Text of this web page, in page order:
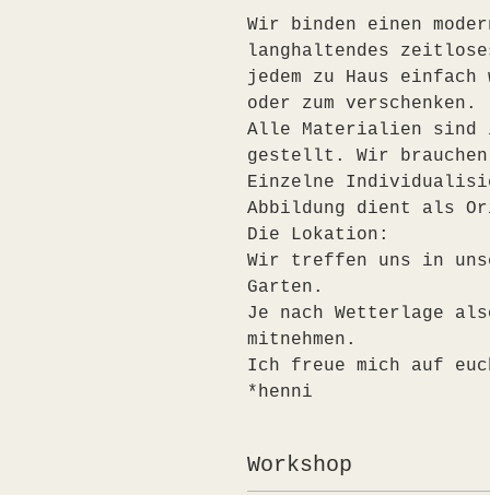
Wir binden einen
langhaltendes
jedem zu Haus
oder zum verschenken.
Alle Materialien sind
gestellt. Wir
Einzelne
Abbildung dient als
Die Lokation:
Wir treffen uns in
Garten.
Je nach Wetterlage
mitnehmen.
Ich freue mich auf
*henni
Workshop